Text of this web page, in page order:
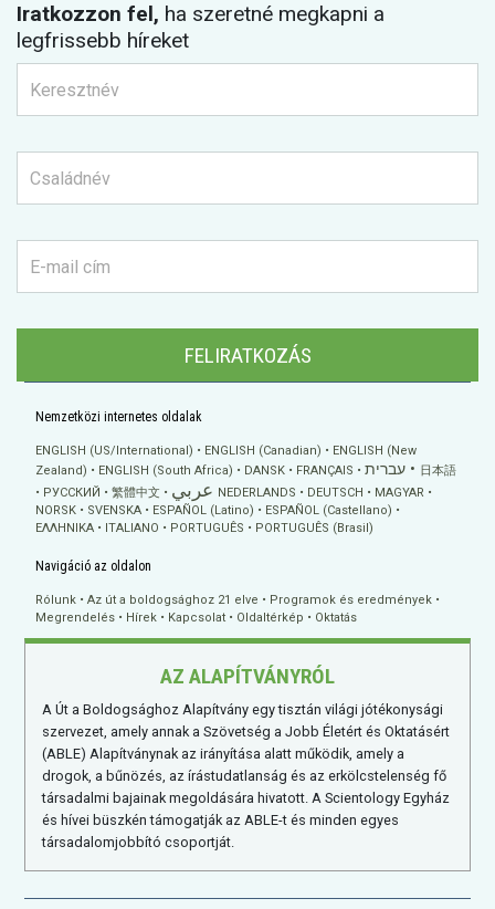
Iratkozzon fel, ha szeretné megkapni a
legfrissebb híreket
FELIRATKOZÁS
Nemzetközi internetes oldalak
ENGLISH (US/International) ENGLISH (Canadian)
ENGLISH (New
Zealand)
ENGLISH (South Africa) DANSK FRANÇAIS עברית
日本語
РУССКИЙ
繁體中文 عربي NEDERLANDS DEUTSCH
MAGYAR
NORSK
SVENSKA ESPAÑOL (Latino)
ESPAÑOL (Castellano)
ΕΛΛΗΝΙΚA
ITALIANO PORTUGUÊS PORTUGUÊS (Brasil)
Navigáció az oldalon
Rólunk Az út a boldogsághoz 21 elve
Programok és eredmények
Megrendelés
Hírek Kapcsolat Oldaltérkép Oktatás
AZ ALAPÍTVÁNYRÓL
A Út a Boldogsághoz Alapítvány egy tisztán világi jótékonysági
szervezet, amely annak a Szövetség a Jobb Életért és Oktatásért
(ABLE) Alapítványnak az irányítása alatt működik, amely a
drogok, a bűnözés, az írástudatlanság és az erkölcstelenség fő
társadalmi bajainak megoldására hivatott. A Scientology Egyház
és hívei büszkén támogatják az ABLE-t és minden egyes
társadalomjobbító csoportját.